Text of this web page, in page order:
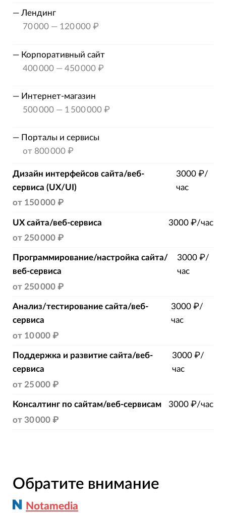
— Лендинг
70 000— 120 000 ₽
— Корпоративный сайт
400 000— 450 000 ₽
— Интернет-магазин
500 000— 1 500 000 ₽
— Порталы и сервисы
от 800 000 ₽
Дизайн интерфейсов сайта/веб-
сервиса (UX/UI)
3000 ₽/
час
от 150 000 ₽
UX сайта/веб-сервиса
3000 ₽/час
от 250 000 ₽
Программирование/настройка сайта/
веб-сервиса
3000 ₽/
час
от 250 000 ₽
Анализ/тестирование сайта/веб-
сервиса
3000 ₽/
час
от 10 000 ₽
Поддержка и развитие сайта/веб-
сервиса
3000 ₽/
час
от 25 000 ₽
Консалтинг по сайтам/веб-сервисам
3000 ₽/час
от 30 000 ₽
Обратите внимание
Notamedia